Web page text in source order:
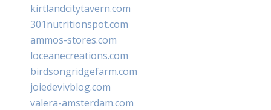
kirtlandcitytavern.com
301nutritionspot.com
ammos-stores.com
loceanecreations.com
birdsongridgefarm.com
joiedevivblog.com
valera-amsterdam.com